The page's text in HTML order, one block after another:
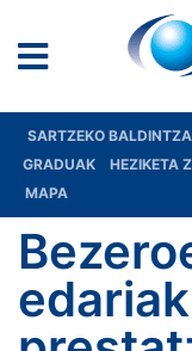
SARTZEKO
GRADUAK
HEZIKETA
MAPA